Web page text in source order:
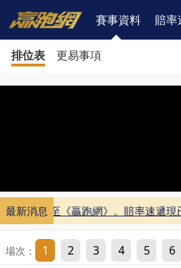
賽事資料 賠率
排位表 更易事項
最新消息
記已上載至《贏跑網》。 賠率速遞現
場次： 1 2 3 4 5 6